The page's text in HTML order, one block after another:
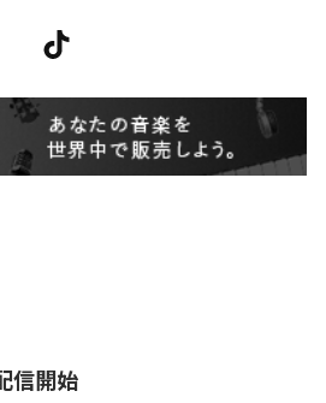
信開始